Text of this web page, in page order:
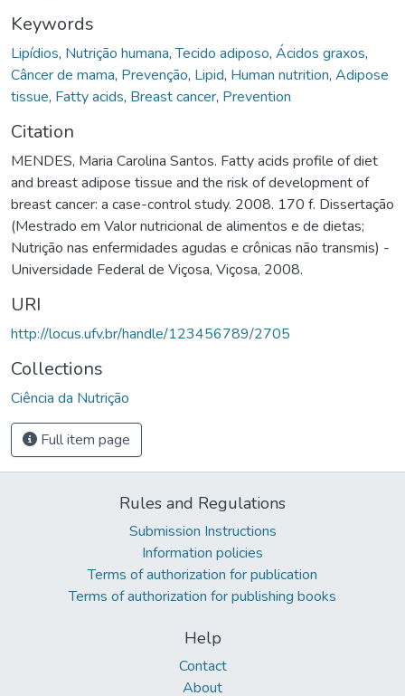
Keywords
Lipídios, Nutrição humana,Tecido adiposo, Ácidos graxos,
Câncer de mama, Prevenção, Lipid, Human nutrition, Adipose
tissue, Fatty acids, Breast cancer, Prevention
Citation
MENDES, Maria Carolina Santos. Fatty acids profile of diet
and breast adipose tissue and the risk of development of
breast cancer: a case-control study. 2008. 170 f. Dissertação
(Mestrado em Valor nutricional de alimentos e de dietas;
Nutrição nas enfermidades agudas e crônicas não transmis) -
Universidade Federal de Viçosa, Viçosa, 2008.
URI
http://locus.ufv.br/handle/123456789/2705
Collections
Ciência da Nutrição
Full item page
Rules and Regulations
Submission Instructions
Information policies
Terms of authorization for publication
Terms of authorization for publishing books
Help
Contact
About